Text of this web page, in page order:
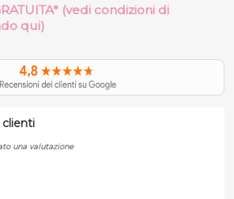
(vedi condizioni di
qui)
clienti
una valutazione